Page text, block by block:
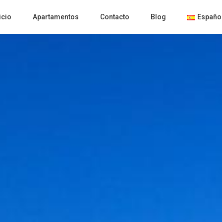
Apartamentos Contacto Blog